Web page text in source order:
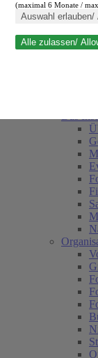
Suche
(maximal 6 Monate /
Auswahl
Alle zulassen/